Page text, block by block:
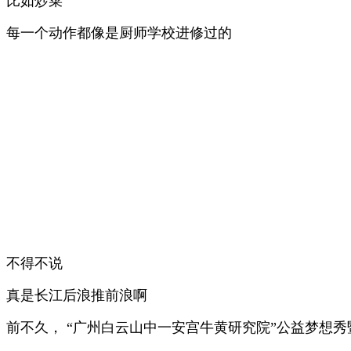
每一个动作都像是厨师学校进修过的
不得不说
真是长江后浪推前浪啊
前不久， “广州白云山中一安宫牛黄研究院”公益梦想秀